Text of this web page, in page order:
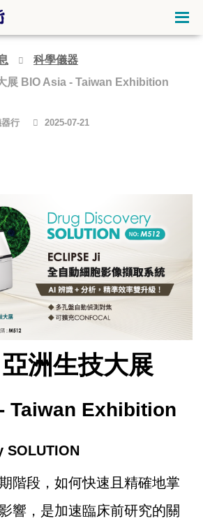
科學儀器
展 BIO Asia - Taiwan Exhibition
行 2025-07-21
洲生技大展
Taiwan Exhibition
SOLUTION
階段，如何快速且精確地掌
響，是加速臨床前研究的關